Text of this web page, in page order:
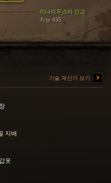
이나리우스의 인고
지능 435
기술 계산기 보기
지배
옷